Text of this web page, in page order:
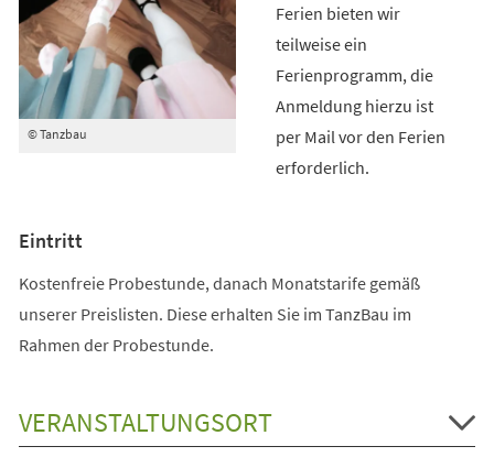
© Tanzbau
Ferien bieten wir
teilweise ein
Ferienprogramm, die
Anmeldung hierzu ist
per Mail vor den Ferien
erforderlich.
Eintritt
Kostenfreie Probestunde, danach Monatstarife gemäß
unserer Preislisten. Diese erhalten Sie im TanzBau im
Rahmen der Probestunde.
VERANSTALTUNGSORT